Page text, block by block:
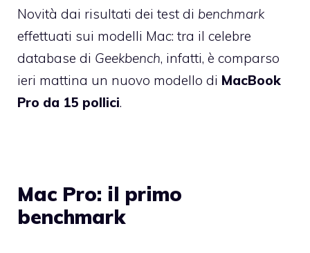
Novità dai risultati dei test di benchmark
effettuati sui modelli Mac: tra il celebre
database di Geekbench, infatti, è comparso
ieri mattina un nuovo modello di MacBook
Pro da 15 pollici.
Mac Pro: il primo
benchmark